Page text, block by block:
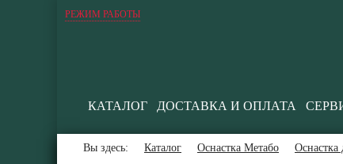
РЕЖИМ РАБОТЫ
КАТАЛОГ ДОСТАВКА И ОПЛАТА
Вы здесь: Каталог Оснастка Метабо Оснастка